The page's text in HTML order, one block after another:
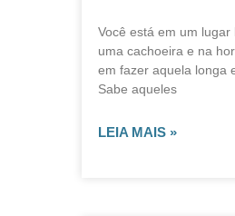
Você está em um lugar
uma cachoeira e na
em fazer aquela longa
Sabe aqueles
LEIA MAIS »